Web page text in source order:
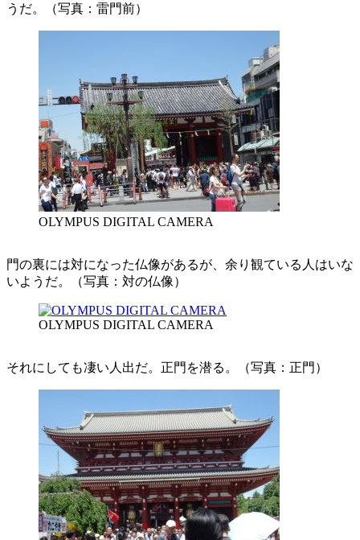
うだ。（写真：雷門前）
OLYMPUS DIGITAL CAMERA
門の裏には対になった仏像があるが、余り観ている人はいな
いようだ。（写真：対の仏像）
OLYMPUS DIGITAL CAMERA
それにしても凄い人出だ。正門を潜る。（写真：正門）